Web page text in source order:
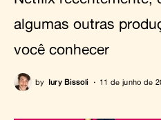
algumas outras
você conhecer
by Iury Bissoli 11 de junho de